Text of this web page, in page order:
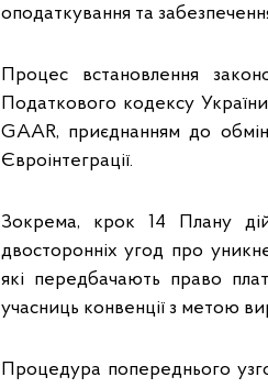
оподаткування та
Процес встановлення
Податкового кодексу
GAAR, приєднанням до
Євроінтеграції.
Зокрема, крок 14 Плану
двосторонніх угод про
які передбачають право
учасниць конвенції з метою
Процедура попереднього